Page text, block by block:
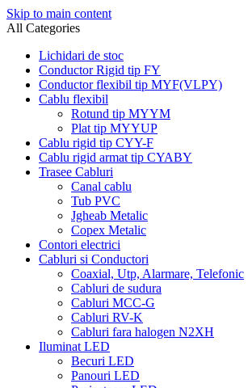
Skip to main content
All Categories
Lichidari de stoc
Conductor Rigid tip FY
Conductor flexibil tip MYF(VLPY)
Cablu flexibil
Rotund tip MYYM
Plat tip MYYUP
Cablu rigid tip CYY-F
Cablu rigid armat tip CYABY
Trasee Cabluri
Canal cablu
Tub PVC
Jgheab Metalic
Copex Metalic
Contori electrici
Cabluri si Conductori
Coaxial, Utp, Alarmare, Telefonic
Cabluri de sudura
Cabluri MCC-G
Cabluri RV-K
Cabluri fara halogen N2XH
Iluminat LED
Becuri LED
Panouri LED